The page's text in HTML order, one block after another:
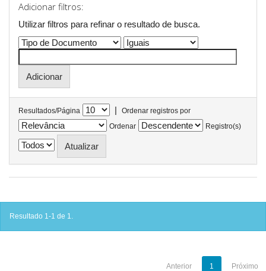
Adicionar filtros:
Utilizar filtros para refinar o resultado de busca.
Resultados/Página |
Ordenar registros por
Ordenar
Registro(s)
Resultado 1-1 de 1.
Anterior 1 Próximo